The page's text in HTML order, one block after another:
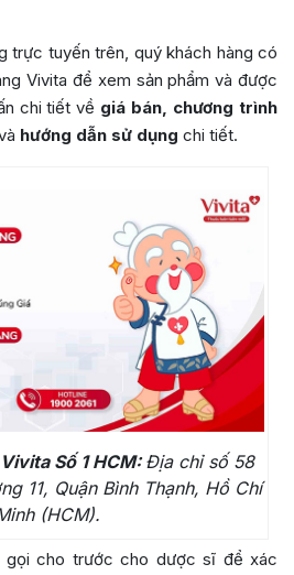
trực tuyến trên, quý khách hàng có
Vivita để xem sản phẩm và được
chi tiết về giá bán, chương trình
hướng dẫn sử dụng chi tiết.
Số 1 HCM:Địa chỉ số 58
11, Quận Bình Thạnh, Hồ Chí
(HCM).
gọi cho trước cho dược sĩ để xác